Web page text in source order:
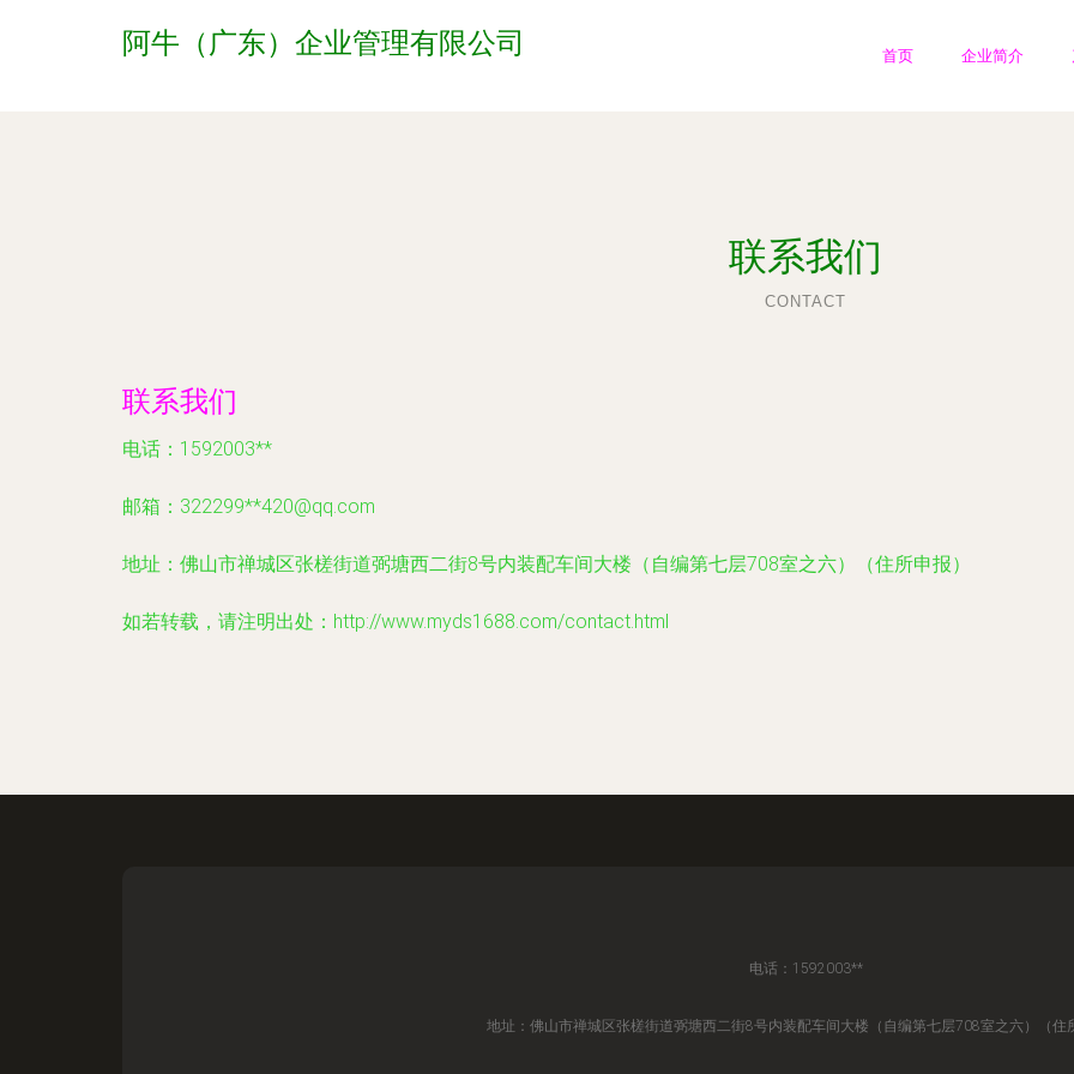
阿牛（广东）企业管理有限公司 首页 企业简介
联系我们
CONTACT
联系我们
电话：1592003**
邮箱：322299**420@qq.com
地址：佛山市禅城区张槎街道弼塘西二街8号内装配车间大楼（自编第七层708室之六）（住所申报）
如若转载，请注明出处：http://www.myds1688.com/contact.html
电话：1592003**
地址：佛山市禅城区张槎街道弼塘西二街8号内装配车间大楼（自编第七层708室之六）（住